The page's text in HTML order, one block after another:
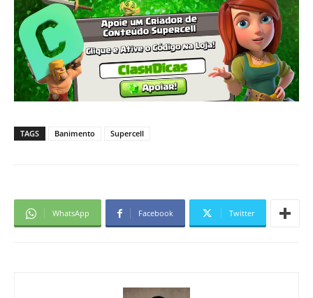
TAGS Banimento Supercell
WhatsApp Facebook Twitter